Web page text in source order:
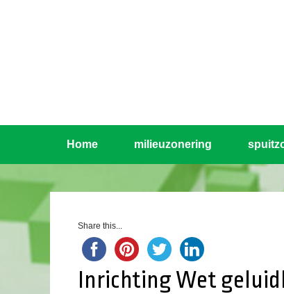
Home milieuzonering
Share this...
Inrichting Wet